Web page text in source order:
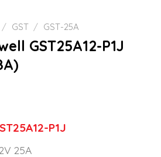
/ GST / GST-25A
GST25A12-P1J
P1J
25A